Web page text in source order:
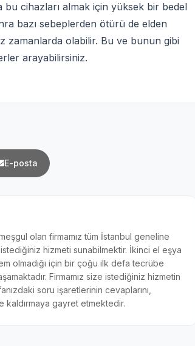
cihazları almak için yüksek bir bedel
bazı sebeplerden ötürü de elden
zamanlarda olabilir. Bu ve bunun gibi
arayabilirsiniz.
E-posta
olan firmamız tüm İstanbul geneline
hizmeti sunabilmektir. İkinci el eşya
olmadığı için bir çoğu ilk defa tecrübe
Firmamız size istediğiniz hizmetin
soru işaretlerinin cevaplarını,
kaldırmaya gayret etmektedir.